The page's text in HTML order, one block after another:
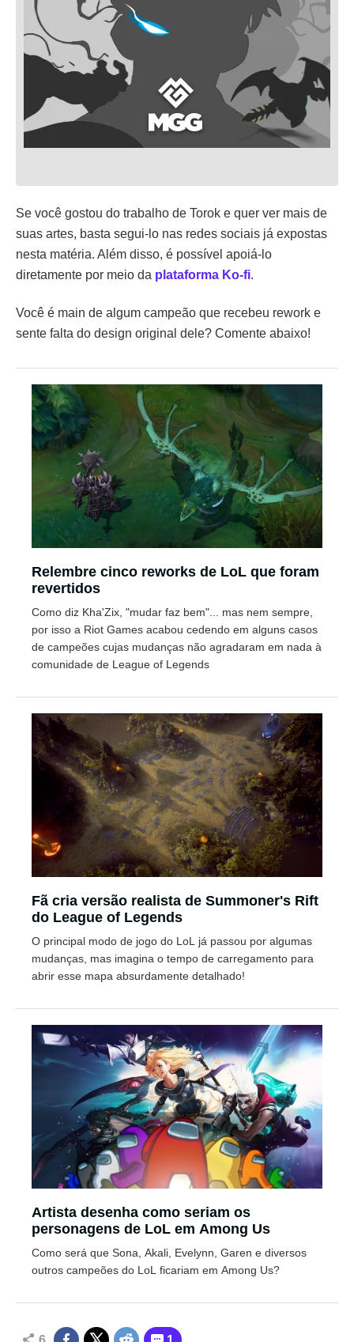
Se você gostou do trabalho de Torok e quer ver mais de
suas artes, basta segui-lo nas redes sociais já expostas
nesta matéria. Além disso, é possível apoiá-lo
diretamente por meio da plataforma Ko-fi.
Você é main de algum campeão que recebeu rework e
sente falta do design original dele? Comente abaixo!
Relembre cinco reworks de LoL que foram
revertidos
Como diz Kha'Zix, "mudar faz bem"... mas nem sempre,
por isso a Riot Games acabou cedendo em alguns casos
de campeões cujas mudanças não agradaram em nada à
comunidade de League of Legends
Fã cria versão realista de Summoner's Rift
do League of Legends
O principal modo de jogo do LoL já passou por algumas
mudanças, mas imagina o tempo de carregamento para
abrir esse mapa absurdamente detalhado!
Artista desenha como seriam os
personagens de LoL em Among Us
Como será que Sona, Akali, Evelynn, Garen e diversos
outros campeões do LoL ficariam em Among Us?